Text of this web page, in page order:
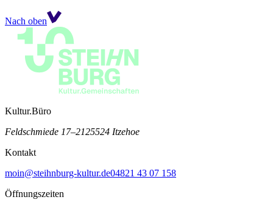
Nach oben
Kultur.Büro
Feldschmiede 17–2125524 Itzehoe
Kontakt
moin@steihnburg-kultur.de04821 43 07 158
Öffnungszeiten